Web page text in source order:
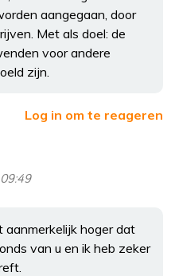
aangegaan, door
Met als doel: de
voor andere
zijn.
Log in om te reageren
09:49
hoger dat
van u en ik heb zeker